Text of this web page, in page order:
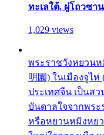
ทะเลใต้, ผู่โถวซา
1,029 views
พระราชวังหยวนหมิ
明園) ในเมืองจูไห่
ประเทศจีน เป็นส
บันดาลใจจากพระร
หรือหยวนหมิงหย